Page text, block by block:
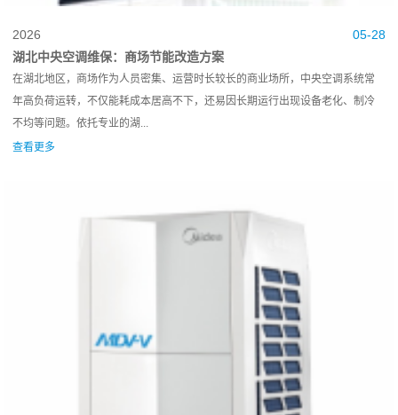
05-28
2026
湖北中央空调维保：商场节能改造方案
在湖北地区，商场作为人员密集、运营时长较长的商业场所，中央空调系统常
年高负荷运转，不仅能耗成本居高不下，还易因长期运行出现设备老化、制冷
不均等问题。依托专业的湖...
查看更多